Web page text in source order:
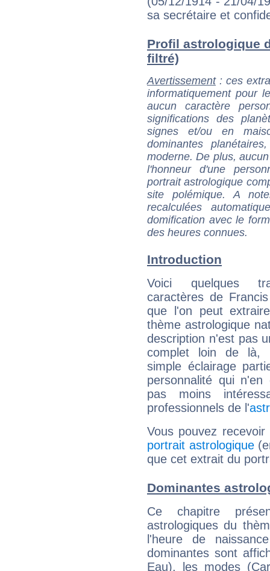
sa secrétaire et
Profil astrologique
filtré)
Avertissement: ces
informatiquement pour
aucun caractère
significations des
signes et/ou en
dominantes
moderne. De plus,
l'honneur d'une
portrait astrologique
site polémique. A
recalculées
domification avec le
des heures connues.
Introduction
Voici quelques
caractères de
que l'on peut
thème astrologique
description n'est pas
complet loin de là,
simple éclairage
personnalité qui n'en
pas moins
professionnels de l'
Vous pouvez
portrait astrologique
que cet extrait du
Dominantes
Ce chapitre
astrologiques du
l'heure de
dominantes sont
Eau), les modes